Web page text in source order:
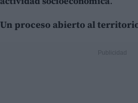
Un proceso abierto al